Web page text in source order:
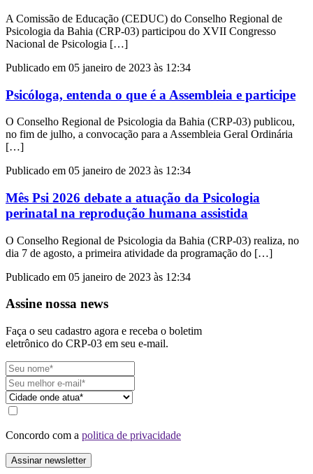
A Comissão de Educação (CEDUC) do Conselho Regional de
Psicologia da Bahia (CRP-03) participou do XVII Congresso
Nacional de Psicologia […]
Publicado em 05 janeiro de 2023 às 12:34
Psicóloga, entenda o que é a Assembleia e participe
O Conselho Regional de Psicologia da Bahia (CRP-03) publicou,
no fim de julho, a convocação para a Assembleia Geral Ordinária
[…]
Publicado em 05 janeiro de 2023 às 12:34
Mês Psi 2026 debate a atuação da Psicologia
perinatal na reprodução humana assistida
O Conselho Regional de Psicologia da Bahia (CRP-03) realiza, no
dia 7 de agosto, a primeira atividade da programação do […]
Publicado em 05 janeiro de 2023 às 12:34
Assine nossa news
Faça o seu cadastro agora e receba o boletim
eletrônico do CRP-03 em seu e-mail.
Concordo com a politica de privacidade